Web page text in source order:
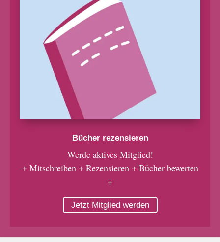
Bücher rezensieren
Werde aktives Mitglied!
+ Mitschreiben + Rezensieren + Bücher bewerten
+
Jetzt Mitglied werden